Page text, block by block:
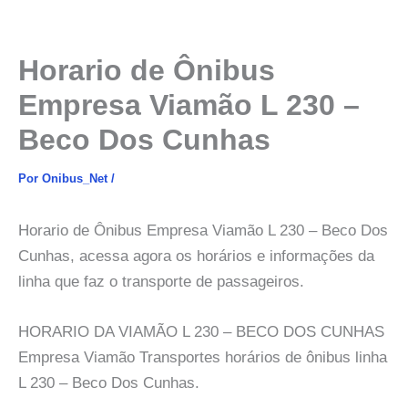
Horario de Ônibus
Empresa Viamão L 230 –
Beco Dos Cunhas
Por Onibus_Net /
Horario de Ônibus Empresa Viamão L 230 – Beco Dos
Cunhas, acessa agora os horários e informações da
linha que faz o transporte de passageiros.
HORARIO DA VIAMÃO L 230 – BECO DOS CUNHAS
Empresa Viamão Transportes horários de ônibus linha
L 230 – Beco Dos Cunhas.